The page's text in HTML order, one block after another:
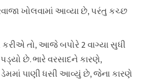
ખોલવામાં આવ્યા છે, પરંતુ કચ્છ
તો, આજે બપોરે 2 વાગ્યા સુધી
પડ્યો છે. ભારે વરસાદને કારણે,
પાણી ધસી આવ્યું છે, જેના કારણે